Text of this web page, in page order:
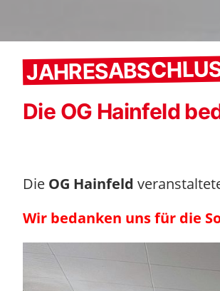
Die OG Hainfeld
Die OG Hainfeld
Wir bedanken uns für die